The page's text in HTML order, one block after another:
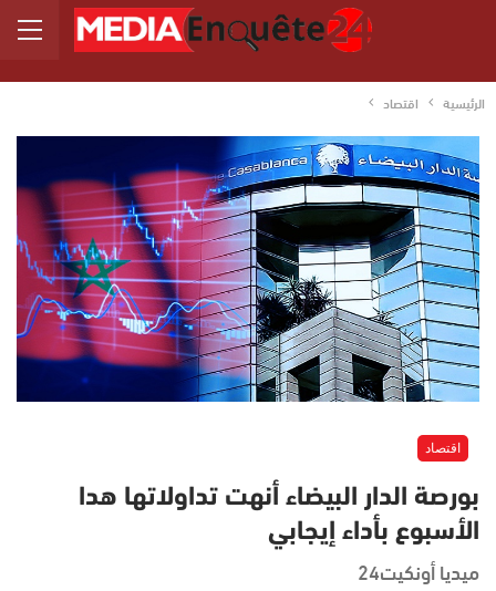
الرئيسية اقتصاد
اقتصاد
بورصة الدار البيضاء أنهت تداولاتها هدا
الأسبوع بأداء إيجابي
ميديا أونكيت24